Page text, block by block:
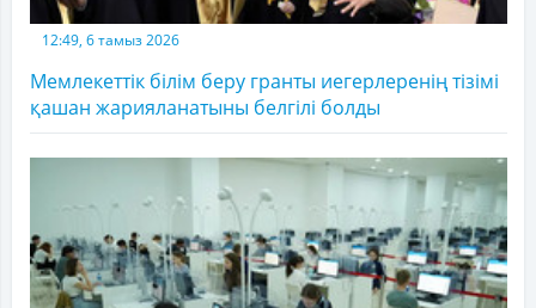
12:49, 6 тамыз 2026
Мемлекеттік білім беру гранты иегерлеренің тізімі
қашан жарияланатыны белгілі болды